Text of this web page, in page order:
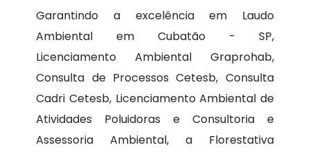
Garantindo a excelência em Laudo
Ambiental em Cubatão - SP,
Licenciamento Ambiental Graprohab,
Consulta de Processos Cetesb, Consulta
Cadri Cetesb, Licenciamento Ambiental de
Atividades Poluidoras e Consultoria e
Assessoria Ambiental, a Florestativa